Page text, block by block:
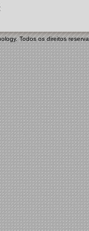
Todos os direitos